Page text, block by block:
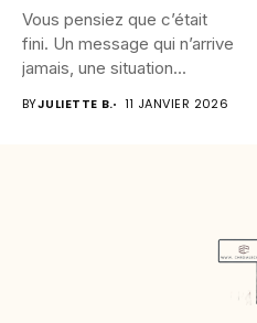
Vous pensiez que c’était
fini. Un message qui n’arrive
jamais, une situation...
BYJULIETTE B. 11 JANVIER 2026